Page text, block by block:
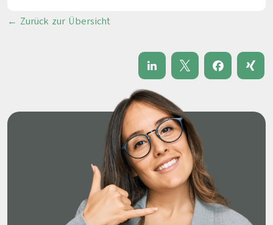
← Zurück zur Übersicht